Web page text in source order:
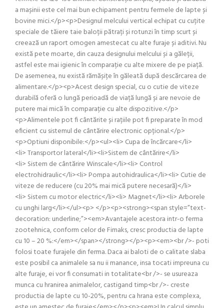
a mașinii este cel mai bun echipament pentru fermele de lapte și
bovine mici.</p><p>Designul melcului vertical echipat cu cuțite
speciale de tăiere taie baloții pătrați și rotunzi în timp scurt și
creează un raport omogen amestecat cu alte furaje și aditivi. Nu
există pete moarte, din cauza designului melcului și a găleții,
astfel este mai igienic în comparație cu alte mixere de pe piață.
De asemenea, nu există rămășițe în găleată după descărcarea de
alimentare.</p><p>Acest design special, cu o cutie de viteze
durabilă oferă o lungă perioadă de viață lungă și are nevoie de
putere mai mică în comparație cu alte dispozitive.</p>
<p>Alimentele pot fi cântărite și rațiile pot fi preparate în mod
eficient cu sistemul de cântărire electronic opțional.</p>
<p>Optiuni disponibile:</p><ul><li> Cupa de încărcare</li>
<li> Transportor lateral</li><li>Sistem de cântărire</li>
<li> Sistem de cântărire Winscale</li><li> Control
electrohidraulic</li><li> Pompa autohidraulica</li><li> Cutie de
viteze de reducere (cu 20% mai mică putere necesară)</li>
<li> Sistem cu motor electric</li><li> Magnet</li><li> Arborele
cu unghi larg</li></ul><p> </p><p><strong><span style=”text-
decoration: underline;”><em>Avantajele acestora intr-o ferma
zootehnica, conform celor de Fimaks, cresc productia de lapte
cu 10 – 20 %:</em></span></strong></p><p><em><br />- poti
folosi toate furajele din ferma. Daca ai baloti de o calitate slaba
este posibil ca animalele sa nu ii manance, insa tocati impreuna cu
alte furaje, ei vor fi consumati in totalitate<br />- se usureaza
munca cu hranirea animalelor, castigand timp<br />- creste
productia de lapte cu 10-20%, pentru ca hrana este complexa,